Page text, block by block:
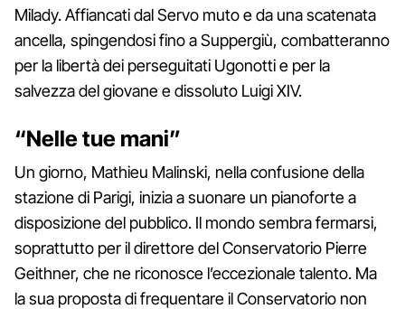
Milady. Affiancati dal Servo muto e da una scatenata
ancella, spingendosi fino a Suppergiù, combatteranno
per la libertà dei perseguitati Ugonotti e per la
salvezza del giovane e dissoluto Luigi XIV.
“Nelle tue mani”
Un giorno, Mathieu Malinski, nella confusione della
stazione di Parigi, inizia a suonare un pianoforte a
disposizione del pubblico. Il mondo sembra fermarsi,
soprattutto per il direttore del Conservatorio Pierre
Geithner, che ne riconosce l’eccezionale talento. Ma
la sua proposta di frequentare il Conservatorio non